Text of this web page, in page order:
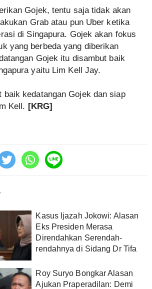
Gojek, tentu saja tidak akan
Grab atau pun Uber ketika
di Singapura. Gojek akan fokus
yang berbeda yang diberikan
Gojek itu disambut baik
yaitu Lim Kell Jay.
baik kedatangan Gojek dan siap
Kell. [KRG]
Kasus Ijazah Jokowi: Alasan
Eks Presiden Merasa
Direndahkan Serendah-
rendahnya di Sidang Dr Tifa
Roy Suryo Bongkar Alasan
Ajukan Praperadilan: Demi